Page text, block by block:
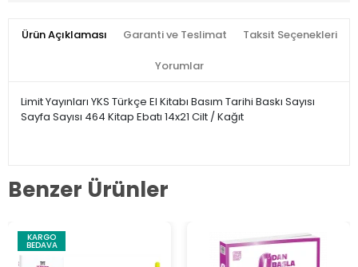
Ürün Açıklaması Garanti ve Teslimat Taksit Seçenekleri
Yorumlar
Limit Yayınları YKS Türkçe El Kitabı Basım Tarihi Baskı Sayısı
Sayfa Sayısı 464 Kitap Ebatı 14x21 Cilt / Kağıt
Benzer Ürünler
KARGO
BEDAVA